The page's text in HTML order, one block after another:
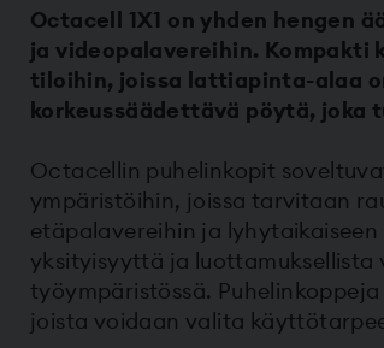
Octacell 1X1 on yhden hengen
ja videopalavereihin. Kompakti
tiloihin, joissa lattiapinta-alaa
korkeussäädettävä pöytä, joka
Octacellin puhelinkopit
ympäristöihin, joissa tarvitaan
etäpalavereihin ja
yksityisyyttä ja luottamuksellista
työympäristössä.
joista voidaan valita